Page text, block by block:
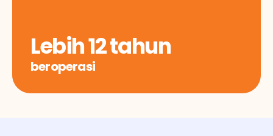
Lebih 12 tahun
beroperasi